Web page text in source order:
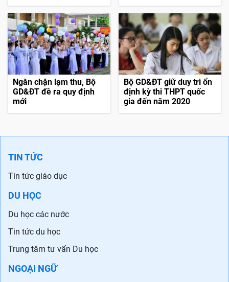
Ngăn chặn lạm thu, Bộ
GD&ĐT đề ra quy định
mới
Bộ GD&ĐT giữ duy trì ổn
định kỳ thi THPT quốc
gia đến năm 2020
TIN TỨC
Tin tức giáo dục
DU HỌC
Du học các nước
Tin tức du học
Trung tâm tư vấn Du học
NGOẠI NGỮ